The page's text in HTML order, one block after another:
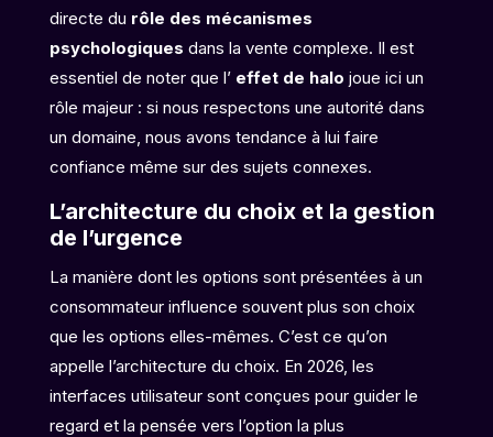
directe du rôle des mécanismes
psychologiques dans la vente complexe. Il est
essentiel de noter que l’ effet de halo joue ici un
rôle majeur : si nous respectons une autorité dans
un domaine, nous avons tendance à lui faire
confiance même sur des sujets connexes.
L’architecture du choix et la gestion
de l’urgence
La manière dont les options sont présentées à un
consommateur influence souvent plus son choix
que les options elles-mêmes. C’est ce qu’on
appelle l’architecture du choix. En 2026, les
interfaces utilisateur sont conçues pour guider le
regard et la pensée vers l’option la plus